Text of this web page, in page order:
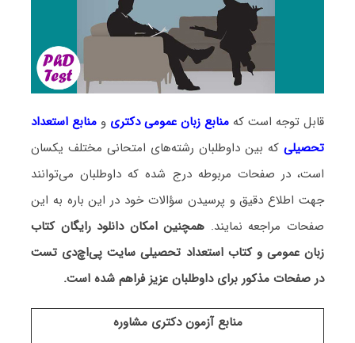
قابل توجه است که منابع زبان عمومی دکتری و منابع استعداد
تحصیلیکه بین داوطلبان رشته‌های امتحانی مختلف یکسان
است، در صفحات مربوطه درج شده که داوطلبان می‌توانند
جهت اطلاع دقیق و پرسیدن سؤالات خود در این باره به این
صفحات مراجعه نمایند. همچنین امکان دانلود رایگان کتاب
زبان عمومی و کتاب استعداد تحصیلی سایت پی‌اچ‌دی تست
در صفحات مذکور برای داوطلبان عزیز فراهم شده است.
منابع آزمون دکتری مشاوره